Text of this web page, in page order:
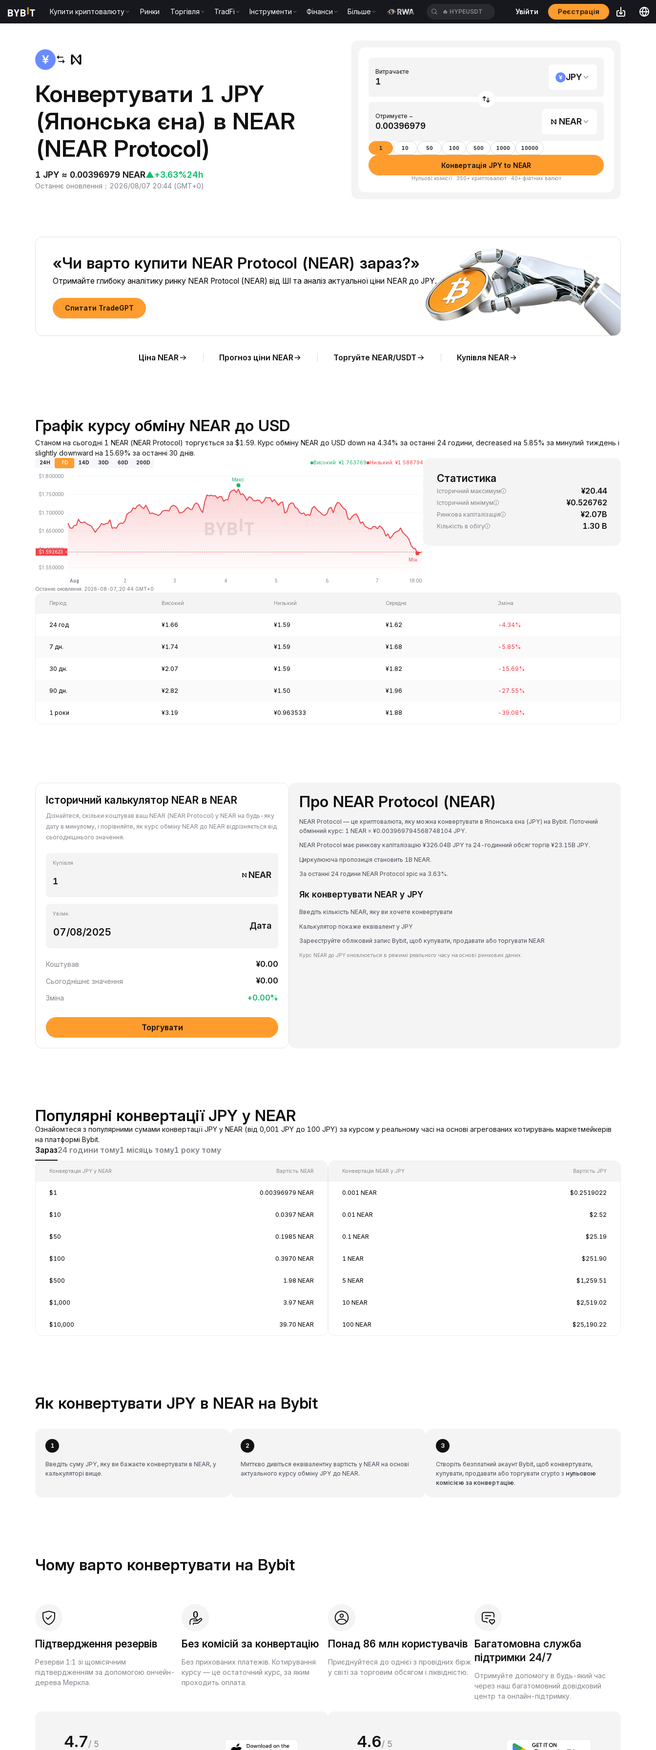
Купити криптовалюту Ринки Торгівля TradFi Інструменти Фінанси Більше 🔥 HYPEUSDT Увійти Реєстрація
Конвертувати 1 JPY
(Японська єна) в NEAR
(NEAR Protocol)
1 JPY ≈ 0.00396979 NEAR▲+3.63%24h
Останнє оновлення ： 2026/08/07 20:44 (GMT+0)
Витрачаєте
JPY
Отримуєте ~
NEAR
1 10 50 100 500 1000 10000
Конвертація JPY to NEAR
Нульові комісії · 350+ криптовалют · 40+ фіатних валют
«Чи варто купити NEAR Protocol (NEAR) зараз?»
Отримайте глибоку аналітику ринку NEAR Protocol (NEAR) від ШІ та аналіз актуальної ціни NEAR до JPY.
Спитати TradeGPT
Ціна NEAR Прогноз ціни NEAR Торгуйте NEAR/USDT Купівля NEAR
Графік курсу обміну NEAR до USD
Станом на сьогодні 1 NEAR (NEAR Protocol) торгується за $1.59. Курс обміну NEAR до USD down на 4.34% за останні 24 години, decreased на 5.85% за минулий тиждень і
slightly downward на 15.69% за останні 30 днів.
24H 7D 14D 30D 60D 200D Високий: ¥1.763769 Низький: ¥1.588794
Останнє оновлення: 2026-08-07, 20:44 GMT+0
Статистика
Історичний максимум ¥20.44
Історичний мінімум ¥0.526762
Ринкова капіталізація ¥2.07B
Кількість в обігу 1.30 B
Період Високий Низький Середнє Зміна
24 год ¥1.66 ¥1.59 ¥1.62 -4.34%
7 дн. ¥1.74 ¥1.59 ¥1.68 -5.85%
30 дн. ¥2.07 ¥1.59 ¥1.82 -15.69%
90 дн. ¥2.82 ¥1.50 ¥1.96 -27.55%
1 роки ¥3.19 ¥0.963533 ¥1.88 -39.08%
Історичний калькулятор NEAR в NEAR
Дізнайтеся, скільки коштував ваш NEAR (NEAR Protocol) у NEAR на будь-яку
дату в минулому, і порівняйте, як курс обміну NEAR до NEAR відрізняється від
сьогоднішнього значення.
Купівля
NEAR
Увімк.
Дата
Коштував ¥0.00
Сьогоднішнє значення ¥0.00
Зміна +0.00%
Торгувати
Про NEAR Protocol (NEAR)
NEAR Protocol — це криптовалюта, яку можна конвертувати в Японська єна (JPY) на Bybit. Поточний
обмінний курс: 1 NEAR = ¥0.003969794568748104 JPY.
NEAR Protocol має ринкову капіталізацію ¥326.04B JPY та 24-годинний обсяг торгів ¥23.15B JPY.
Циркулююча пропозиція становить 1B NEAR.
За останні 24 години NEAR Protocol зріс на 3.63%.
Як конвертувати NEAR у JPY
Введіть кількість NEAR, яку ви хочете конвертувати
Калькулятор покаже еквівалент у JPY
Зареєструйте обліковий запис Bybit, щоб купувати, продавати або торгувати NEAR
Курс NEAR до JPY оновлюється в режимі реального часу на основі ринкових даних.
Популярні конвертації JPY у NEAR
Ознайомтеся з популярними сумами конвертації JPY у NEAR (від 0,001 JPY до 100 JPY) за курсом у реальному часі на основі агрегованих котирувань маркетмейкерів
на платформі Bybit.
Зараз24 години тому1 місяць тому1 року тому
Конвертація JPY у NEAR Вартість NEAR
$1 0.00396979 NEAR
$10 0.0397 NEAR
$50 0.1985 NEAR
$100 0.3970 NEAR
$500 1.98 NEAR
$1,000 3.97 NEAR
$10,000 39.70 NEAR
Конвертація NEAR у JPY Вартість JPY
0.001 NEAR $0.2519022
0.01 NEAR $2.52
0.1 NEAR $25.19
1 NEAR $251.90
5 NEAR $1,259.51
10 NEAR $2,519.02
100 NEAR $25,190.22
Як конвертувати JPY в NEAR на Bybit
1
Введіть суму JPY, яку ви бажаєте конвертувати в NEAR, у
калькуляторі вище.
2
Миттєво дивіться еквівалентну вартість у NEAR на основі
актуального курсу обміну JPY до NEAR.
3
Створіть безплатний акаунт Bybit, щоб конвертувати,
купувати, продавати або торгувати crypto з нульовою
комісією за конвертацію.
Чому варто конвертувати на Bybit
Підтвердження резервів
Резерви 1:1 зі щомісячним
підтвердженням за допомогою ончейн-
дерева Меркла.
Без комісій за конвертацію
Без прихованих платежів. Котирування
курсу — це остаточний курс, за яким
проходить оплата.
Понад 86 млн користувачів
Приєднуйтеся до однієї з провідних бірж
у світі за торговим обсягом і ліквідністю.
Багатомовна служба
підтримки 24/7
Отримуйте допомогу в будь-який час
через наш багатомовний довідковий
центр та онлайн-підтримку.
4.7/ 5 4.6/ 5